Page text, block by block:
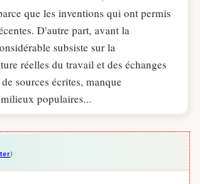
que les inventions qui ont permis
D'autre part, avant la
subsiste sur la
réelles du travail et des échanges
sources écrites, manque
populaires...
)